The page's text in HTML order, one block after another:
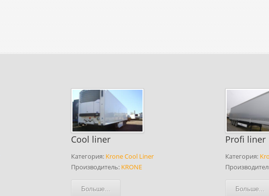
Cool liner
Категория: Krone Cool Liner
Производитель: KRONE
Больше...
Profi liner
Категория:
Больше...